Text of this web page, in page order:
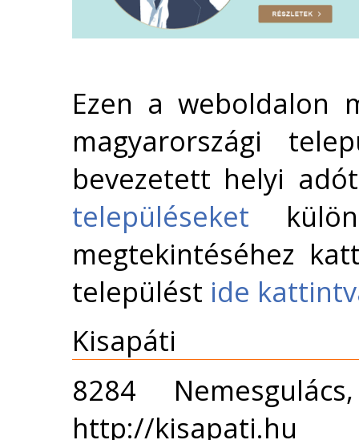
Ezen a weboldalon
magyarországi
bevezetett helyi
településeket
megtekintéséhez
települést ide
Kisapáti
8284
http://kisapati.hu